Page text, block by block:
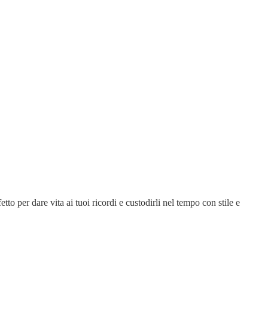
per dare vita ai tuoi ricordi e custodirli nel tempo con stile e